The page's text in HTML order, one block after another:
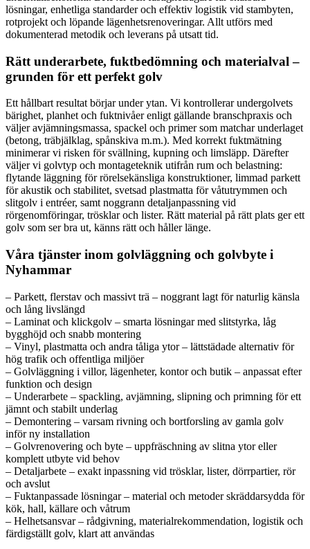
lösningar, enhetliga standarder och effektiv logistik vid stambyten,
rotprojekt och löpande lägenhetsrenoveringar. Allt utförs med
dokumenterad metodik och leverans på utsatt tid.
Rätt underarbete, fuktbedömning och materialval –
grunden för ett perfekt golv
Ett hållbart resultat börjar under ytan. Vi kontrollerar undergolvets
bärighet, planhet och fuktnivåer enligt gällande branschpraxis och
väljer avjämningsmassa, spackel och primer som matchar underlaget
(betong, träbjälklag, spånskiva m.m.). Med korrekt fuktmätning
minimerar vi risken för svällning, kupning och limsläpp. Därefter
väljer vi golvtyp och montage­teknik utifrån rum och belastning:
flytande läggning för rörelsekänsliga konstruktioner, limmad parkett
för akustik och stabilitet, svetsad plastmatta för våtutrymmen och
slitgolv i entréer, samt noggrann detaljanpassning vid
rörgenomföringar, trösklar och lister. Rätt material på rätt plats ger ett
golv som ser bra ut, känns rätt och håller länge.
Våra tjänster inom golvläggning och golvbyte i
Nyhammar
– Parkett, flerstav och massivt trä – noggrant lagt för naturlig känsla
och lång livslängd
– Laminat och klickgolv – smarta lösningar med slitstyrka, låg
bygghöjd och snabb montering
– Vinyl, plastmatta och andra tåliga ytor – lättstädade alternativ för
hög trafik och offentliga miljöer
– Golvläggning i villor, lägenheter, kontor och butik – anpassat efter
funktion och design
– Underarbete – spackling, avjämning, slipning och primning för ett
jämnt och stabilt underlag
– Demontering – varsam rivning och bortforsling av gamla golv
inför ny installation
– Golvrenovering och byte – uppfräschning av slitna ytor eller
komplett utbyte vid behov
– Detaljarbete – exakt inpassning vid trösklar, lister, dörrpartier, rör
och avslut
– Fuktanpassade lösningar – material och metoder skräddarsydda för
kök, hall, källare och våtrum
– Helhetsansvar – rådgivning, materialrekommendation, logistik och
färdigställt golv, klart att användas